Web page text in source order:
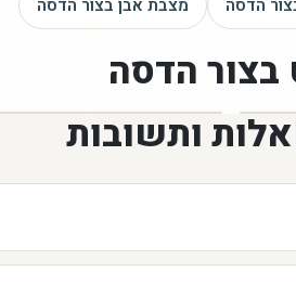
הדסה מצבת אבן בצור הדסה
בצור הדסה
ותשובות